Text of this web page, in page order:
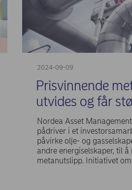
2024-09-09
Prisvinnende
utvides og får
Nordea Asset
pådriver i et
påvirke olje- og
andre energiselskaper, til å
metanutslipp. Initiativet